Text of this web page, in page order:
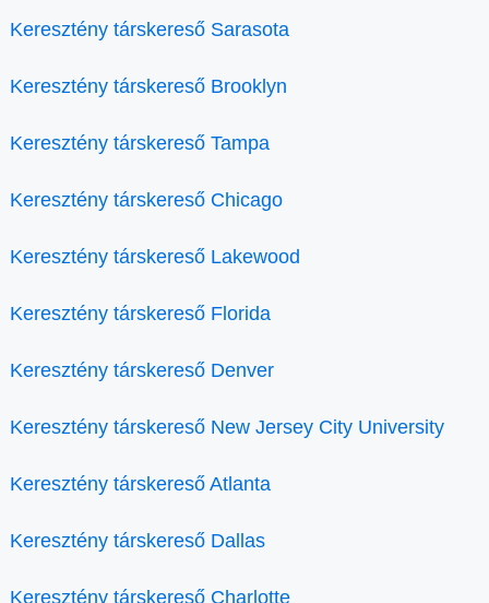
Keresztény társkereső Sarasota
Keresztény társkereső Brooklyn
Keresztény társkereső Tampa
Keresztény társkereső Chicago
Keresztény társkereső Lakewood
Keresztény társkereső Florida
Keresztény társkereső Denver
Keresztény társkereső New Jersey City University
Keresztény társkereső Atlanta
Keresztény társkereső Dallas
Keresztény társkereső Charlotte